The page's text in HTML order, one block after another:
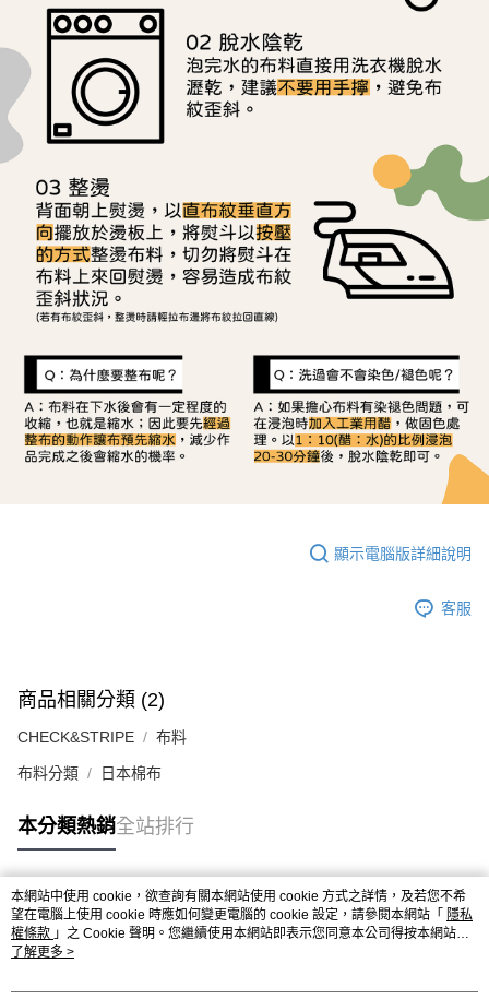
顯示電腦版詳細說明
客服
商品相關分類 (2)
CHECK&STRIPE 布料
布料分類 日本棉布
本分類熱銷全站排行
熱門標籤
本網站中使用 cookie，欲查詢有關本網站使用 cookie 方式之詳情，及若您不希
望在電腦上使用 cookie 時應如何變更電腦的 cookie 設定，請參閱本網站「 隱私
權條款 」之 Cookie 聲明。您繼續使用本網站即表示您同意本公司得按本網站使
用條款之 Cookie 聲明使用 cookie。
了解更多 >